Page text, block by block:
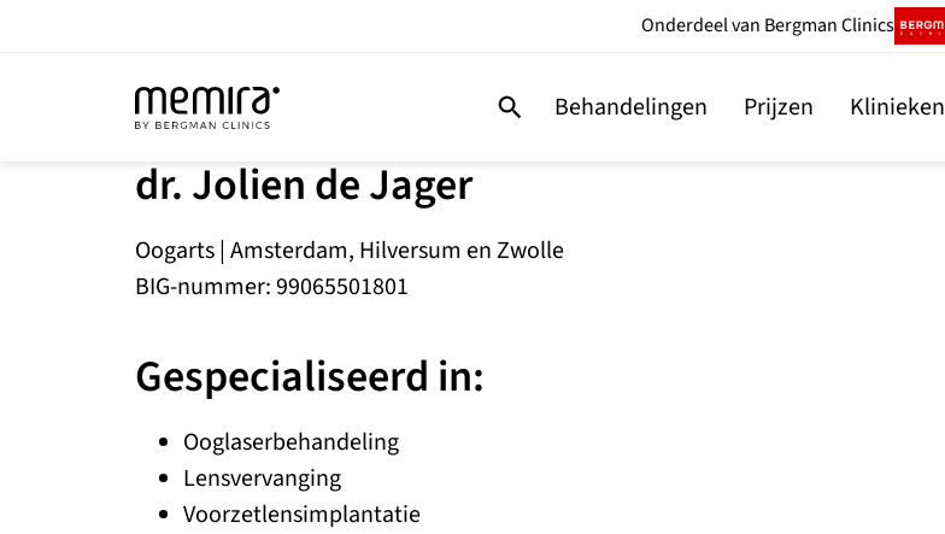
Onderdeelvan Bergman Clinics
Behandelingen Prijzen Klinieken
dr. Jolien de Jager
Oogarts | Amsterdam, Hilversum en Zwolle
BIG-nummer: 99065501801
Gespecialiseerd in:
Ooglaserbehandeling
Lensvervanging
Voorzetlensimplantatie